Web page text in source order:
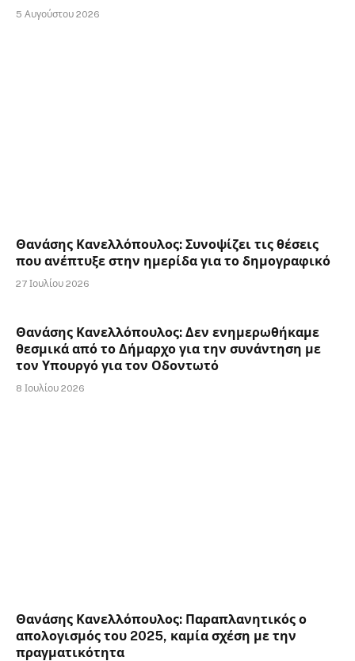
5 Αυγούστου 2026
Θανάσης Κανελλόπουλος: Συνοψίζει τις θέσεις
που ανέπτυξε στην ημερίδα για το δημογραφικό
27 Ιουλίου 2026
Θανάσης Κανελλόπουλος: Δεν ενημερωθήκαμε
θεσμικά από το Δήμαρχο για την συνάντηση με
τον Υπουργό για τον Οδοντωτό
8 Ιουλίου 2026
Θανάσης Κανελλόπουλος: Παραπλανητικός ο
απολογισμός του 2025, καμία σχέση με την
πραγματικότητα